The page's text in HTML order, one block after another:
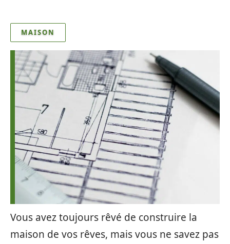
MAISON
Vous avez toujours rêvé de construire la
maison de vos rêves, mais vous ne savez pas